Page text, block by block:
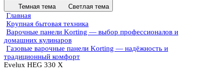
Темная тема Светлая тема
Главная
Крупная бытовая техника
Варочные панели Korting — выбор профессионалов и
домашних кулинаров
Газовые варочные панели Korting — надёжность и
традиционный комфорт
Evelux HEG 330 X